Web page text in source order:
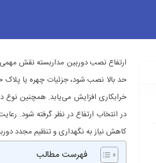
ارتفاع نصب دوربین مداربسته نقش مهمی
حد بالا نصب شود، جزئیات چهره یا
خرابکاری افزایش می‌یابد. همچنین نوع
در انتخاب ارتفاع در نظر گرفته شود.
کاهش نیاز به نگهداری و تنظیم مجدد
فهرست مطالب